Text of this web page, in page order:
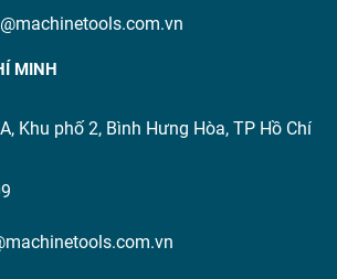
MINH
Khu phố 2, Bình Hưng Hòa, TP Hồ Chí